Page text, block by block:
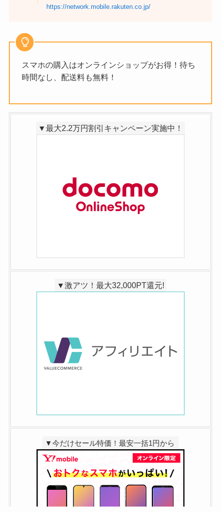
https://network.mobile.rakuten.co.jp/
スマホの購入はオンラインショップがお得！待ち
時間なし、配送料も無料！
▼最大2.2万円割引キャンペーン実施中！
▼激アツ！最大32,000PT還元!
▼今だけセール特価！最安一括1円から